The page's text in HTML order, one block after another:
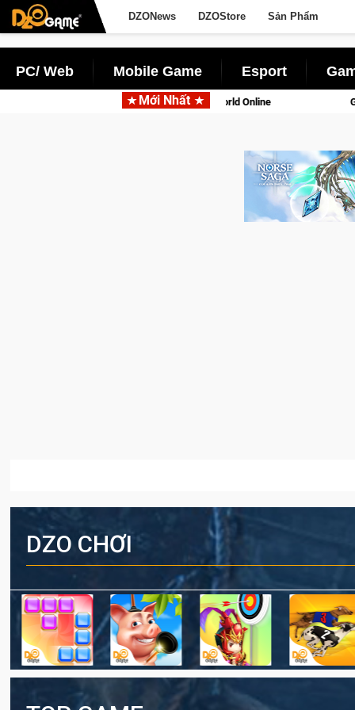
DZONews DZOStore Sản Phẩm
PC/ Web Mobile Game Esport
Mới Nhất
di động với tên gọi Palworld Online Gia Nhập Closed Beta
DZO CHƠI